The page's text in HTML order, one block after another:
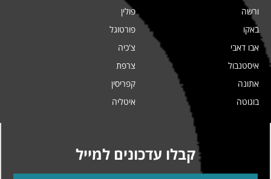
ורשה
באקו
אבו דאבי
איסטנבול
אתונה
בוגוטה
פולין
פורטוגל
צ'כיה
צרפת
קפריסין
איטליה
קבלו עדכונים למייל